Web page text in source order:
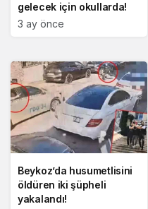
gelecek için okullarda!
3 ay önce
Beykoz’da husumetlisini
öldüren iki şüpheli
yakalandı!